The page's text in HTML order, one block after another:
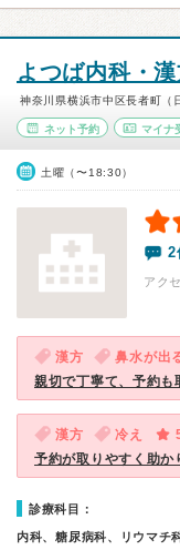
よつば内科・
神奈川県横浜市中区長者町（
ネット予約 マイナ
土曜（〜18:30）
2
アク
漢方 鼻水が出
親切で丁寧て、予約も
漢方 冷え
予約が取りやすく助か
診療科目：
内科、糖尿病科、リウマチ